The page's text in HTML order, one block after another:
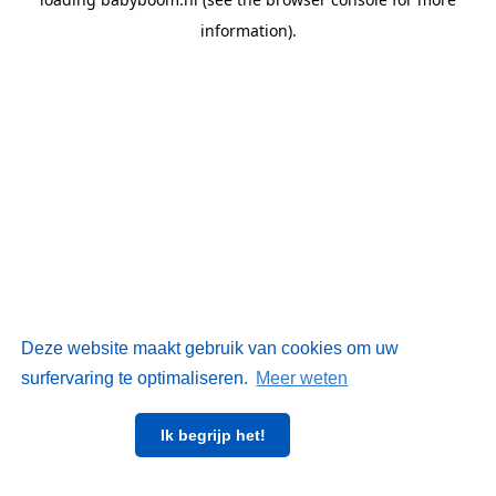
Deze website maakt gebruik van cookies om uw
surfervaring te optimaliseren. Meer weten
Ik begrijp het!
information).